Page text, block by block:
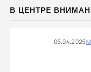
В ЦЕНТРЕ
05.04.2025